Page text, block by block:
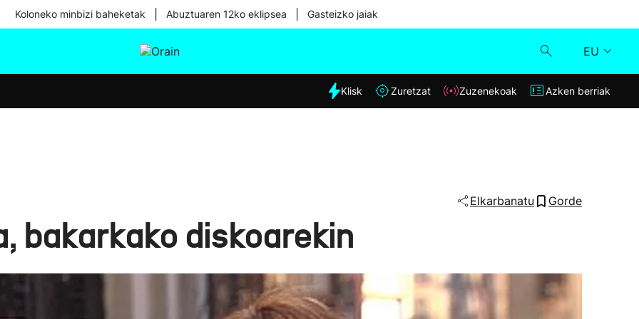
Koloneko minbizi baheketak Abuztuaren 12ko eklipsea Gasteizko jaiak
EU
Eguraldia
Klisk
Klisk Zuretzat Zuzenekoak Azken berriak
Elkarbanatu Gorde
bakarkako diskoarekin